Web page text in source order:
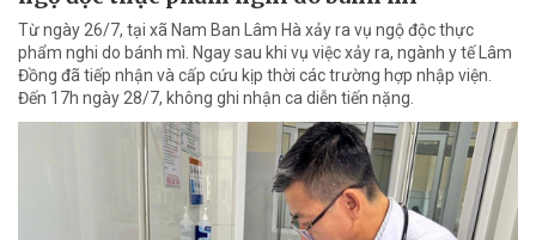
Từ ngày 26/7, tại xã Nam Ban Lâm Hà xảy ra vụ ngộ độc thực
phẩm nghi do bánh mì. Ngay sau khi vụ việc xảy ra, ngành y tế Lâm
Đồng đã tiếp nhận và cấp cứu kịp thời các trường hợp nhập viện.
Đến 17h ngày 28/7, không ghi nhận ca diễn tiến nặng.